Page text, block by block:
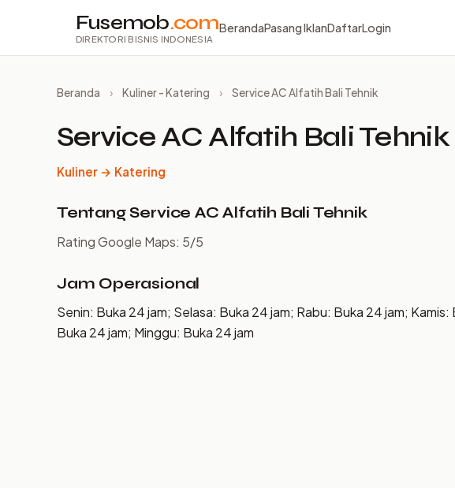
Fusemob.com
DIREKTORI BISNIS INDONESIA
BerandaPasang IklanDaftarLogin
Beranda › Kuliner - Katering › Service AC Alfatih Bali Tehnik
Service AC Alfatih Bali Tehnik
Kuliner → Katering
Tentang Service AC Alfatih Bali Tehnik
Rating Google Maps: 5/5
Jam Operasional
Senin: Buka 24 jam; Selasa: Buka 24 jam; Rabu: Buka 24 jam;
Buka 24 jam; Minggu: Buka 24 jam